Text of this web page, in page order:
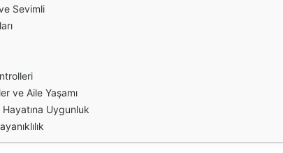
Sevimli
ve Aile Yaşamı
Uygunluk